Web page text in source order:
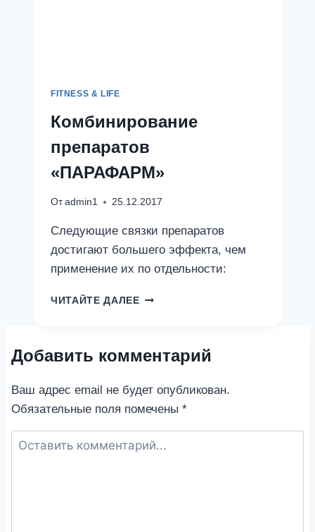
FITNESS & LIFE
Комбинирование
препаратов
«ПАРАФАРМ»
От admin1 25.12.2017
Следующие связки препаратов
достигают большего эффекта, чем
применение их по отдельности:
ЧИТАЙТЕ ДАЛЕЕКОМБИНИРОВАНИЕ
Добавить комментарий
Ваш адрес email не будет опубликован.
Обязательные поля помечены *